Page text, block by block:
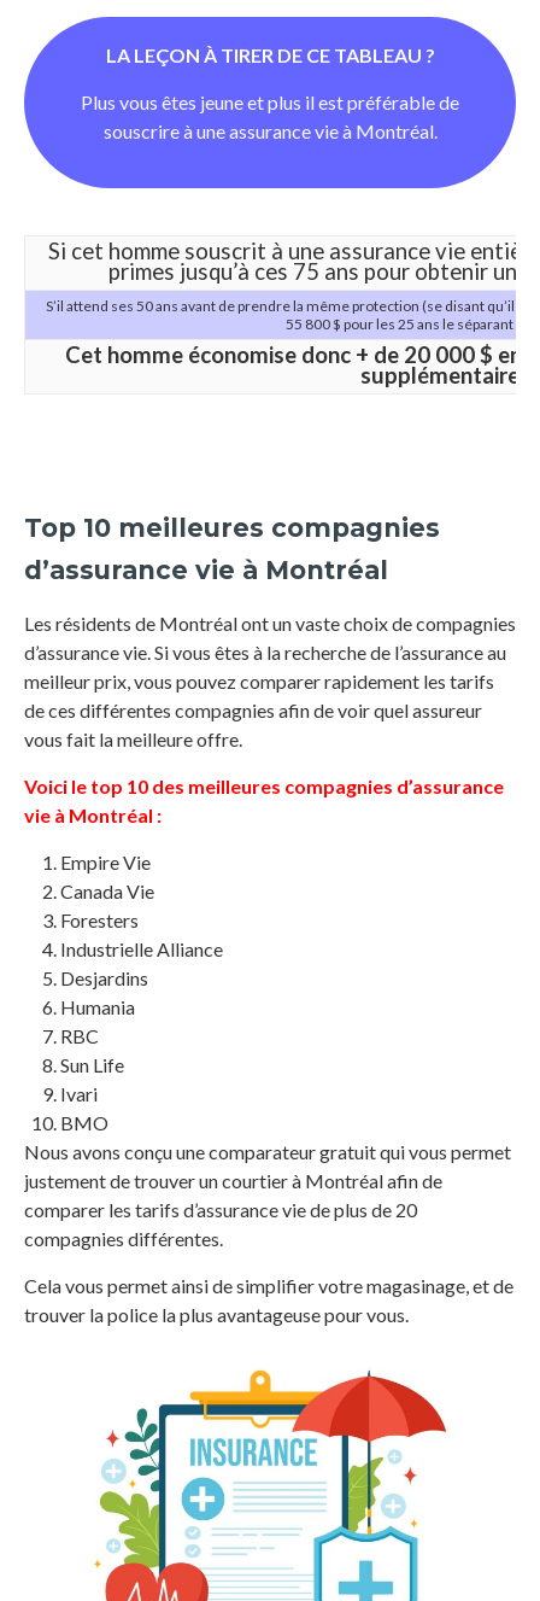
LA LEÇON À TIRER DE CE TABLEAU ?
Plus vous êtes jeune et plus il est préférable de
souscrire à une assurance vie à Montréal.
Si cet homme souscrit à une assurance vie
primes jusqu’à ces 75 ans pour obtenir
S’il attend ses 50 ans avant de prendre la même protection (se disant qu’il
55 800 $ pour les 25 ans le séparant de
Cet homme économise donc + de 20 000 $
supplémentaire !
Top 10 meilleures compagnies
d’assurance vie à Montréal
Les résidents de Montréal ont un vaste choix de compagnies
d’assurance vie. Si vous êtes à la recherche de l’assurance au
meilleur prix, vous pouvez comparer rapidement les tarifs
de ces différentes compagnies afin de voir quel assureur
vous fait la meilleure offre.
Voici le top 10 des meilleures compagnies d’assurance
vie à Montréal :
Empire Vie
Canada Vie
Foresters
Industrielle Alliance
Desjardins
Humania
RBC
Sun Life
Ivari
BMO
Nous avons conçu une comparateur gratuit qui vous permet
justement de trouver un courtier à Montréal afin de
comparer les tarifs d’assurance vie de plus de 20
compagnies différentes.
Cela vous permet ainsi de simplifier votre magasinage, et de
trouver la police la plus avantageuse pour vous.